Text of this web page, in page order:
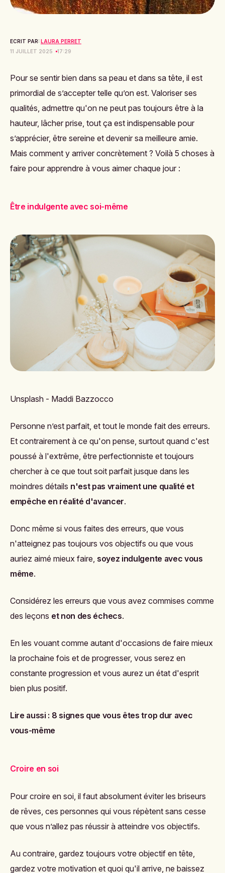
ECRIT PAR: LAURA PERRET
11 JUILLET 2025
17:29
Pour se sentir bien dans sa peau et dans sa tête, il est
primordial de s’accepter telle qu’on est. Valoriser ses
qualités, admettre qu'on ne peut pas toujours être à la
hauteur, lâcher prise, tout ça est indispensable pour
s’apprécier, être sereine et devenir sa meilleure amie.
Mais comment y arriver concrètement ? Voilà 5 choses à
faire pour apprendre à vous aimer chaque jour :
Être indulgente avec soi-même
Unsplash - Maddi Bazzocco
Personne n’est parfait, et tout le monde fait des erreurs.
Et contrairement à ce qu'on pense, surtout quand c'est
poussé à l'extrême, être perfectionniste et toujours
chercher à ce que tout soit parfait jusque dans les
moindres détails n'est pas vraiment une qualité et
empêche en réalité d'avancer.
Donc même si vous faites des erreurs, que vous
n'atteignez pas toujours vos objectifs ou que vous
auriez aimé mieux faire, soyez indulgente avec vous
même.
Considérez les erreurs que vous avez commises comme
des leçons et non des échecs.
En les vouant comme autant d'occasions de faire mieux
la prochaine fois et de progresser, vous serez en
constante progression et vous aurez un état d'esprit
bien plus positif.
Lire aussi : 8 signes que vous êtes trop dur avec
vous-même
Croire en soi
Pour croire en soi, il faut absolument éviter les briseurs
de rêves, ces personnes qui vous répètent sans cesse
que vous n’allez pas réussir à atteindre vos objectifs.
Au contraire, gardez toujours votre objectif en tête,
gardez votre motivation et quoi qu'il arrive, ne baissez